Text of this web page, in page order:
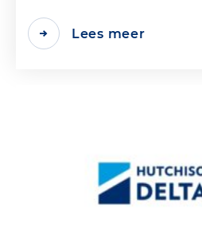
Lees meer